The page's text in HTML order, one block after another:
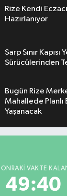
Rize Kendi
Hazırlanıyor
Sarp Sınır Kapısı
Sürücülerinden
Bugün Rize
Mahallede Planlı
Yaşanacak
VAKTE
49:40